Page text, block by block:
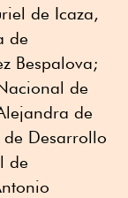
de Icaza,
de
Bespalova;
de
de
Desarrollo
de